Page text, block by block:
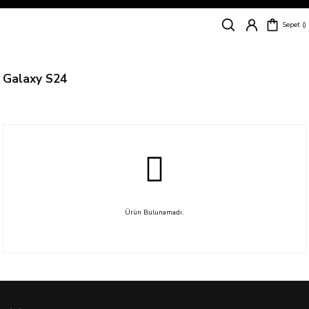
Siparişleriniz
Sepet
Galaxy S24
Ürün Bulunamadı.